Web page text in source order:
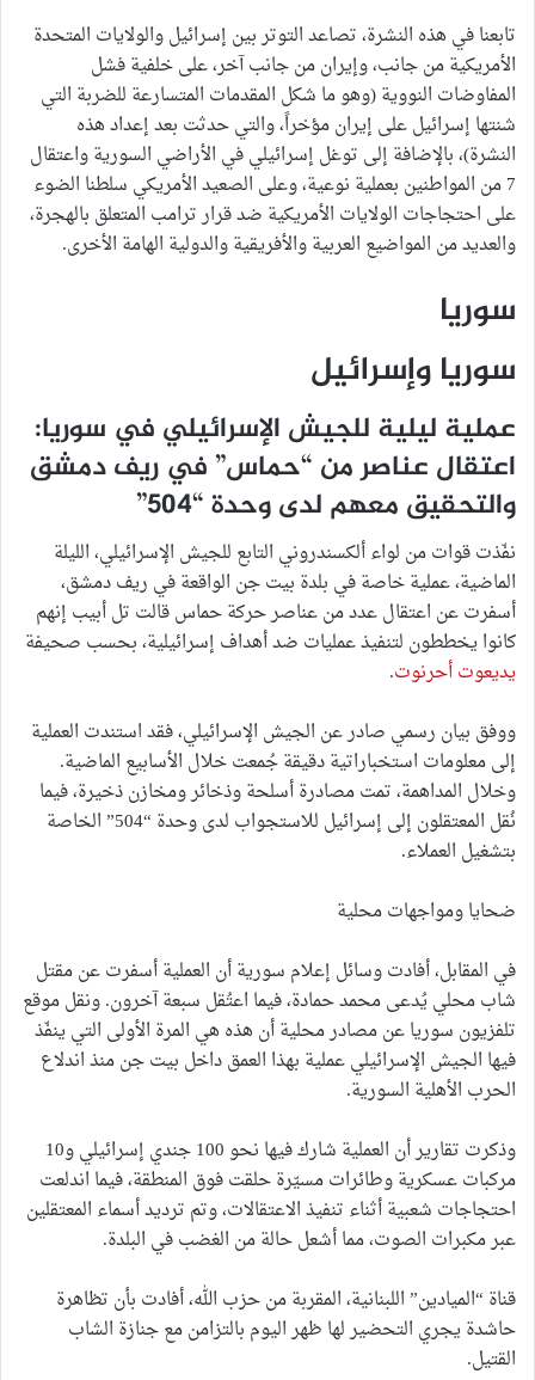
تابعنا في هذه النشرة، تصاعد التوتر بين إسرائيل والولايات المتحدة
الأمريكية من جانب، وإيران من جانب آخر، على خلفية فشل
المفاوضات النووية (وهو ما شكل المقدمات المتسارعة للضربة التي
شنتها إسرائيل على إيران مؤخراً، والتي حدثت بعد إعداد هذه
النشرة)، بالإضافة إلى توغل إسرائيلي في الأراضي السورية واعتقال
7 من المواطنين بعملية نوعية، وعلى الصعيد الأمريكي سلطنا الضوء
على احتجاجات الولايات الأمريكية ضد قرار ترامب المتعلق بالهجرة،
والعديد من المواضيع العربية والأفريقية والدولية الهامة الأخرى.
سوريا
سوريا وإسرائيل
عملية ليلية للجيش الإسرائيلي في سوريا:
اعتقال عناصر من “حماس” في ريف دمشق
والتحقيق معهم لدى وحدة “504”
نفّذت قوات من لواء ألكسندروني التابع للجيش الإسرائيلي، الليلة
الماضية، عملية خاصة في بلدة بيت جن الواقعة في ريف دمشق،
أسفرت عن اعتقال عدد من عناصر حركة حماس قالت تل أبيب إنهم
كانوا يخططون لتنفيذ عمليات ضد أهداف إسرائيلية، بحسب صحيفة
يديعوت أحرنوت.
ووفق بيان رسمي صادر عن الجيش الإسرائيلي، فقد استندت العملية
إلى معلومات استخباراتية دقيقة جُمعت خلال الأسابيع الماضية.
وخلال المداهمة، تمت مصادرة أسلحة وذخائر ومخازن ذخيرة، فيما
نُقل المعتقلون إلى إسرائيل للاستجواب لدى وحدة “504” الخاصة
بتشغيل العملاء.
ضحايا ومواجهات محلية
في المقابل، أفادت وسائل إعلام سورية أن العملية أسفرت عن مقتل
شاب محلي يُدعى محمد حمادة، فيما اعتُقل سبعة آخرون. ونقل موقع
تلفزيون سوريا عن مصادر محلية أن هذه هي المرة الأولى التي ينفّذ
فيها الجيش الإسرائيلي عملية بهذا العمق داخل بيت جن منذ اندلاع
الحرب الأهلية السورية.
وذكرت تقارير أن العملية شارك فيها نحو 100 جندي إسرائيلي و10
مركبات عسكرية وطائرات مسيّرة حلقت فوق المنطقة، فيما اندلعت
احتجاجات شعبية أثناء تنفيذ الاعتقالات، وتم ترديد أسماء المعتقلين
عبر مكبرات الصوت، مما أشعل حالة من الغضب في البلدة.
قناة “الميادين” اللبنانية، المقربة من حزب الله، أفادت بأن تظاهرة
حاشدة يجري التحضير لها ظهر اليوم بالتزامن مع جنازة الشاب
القتيل.